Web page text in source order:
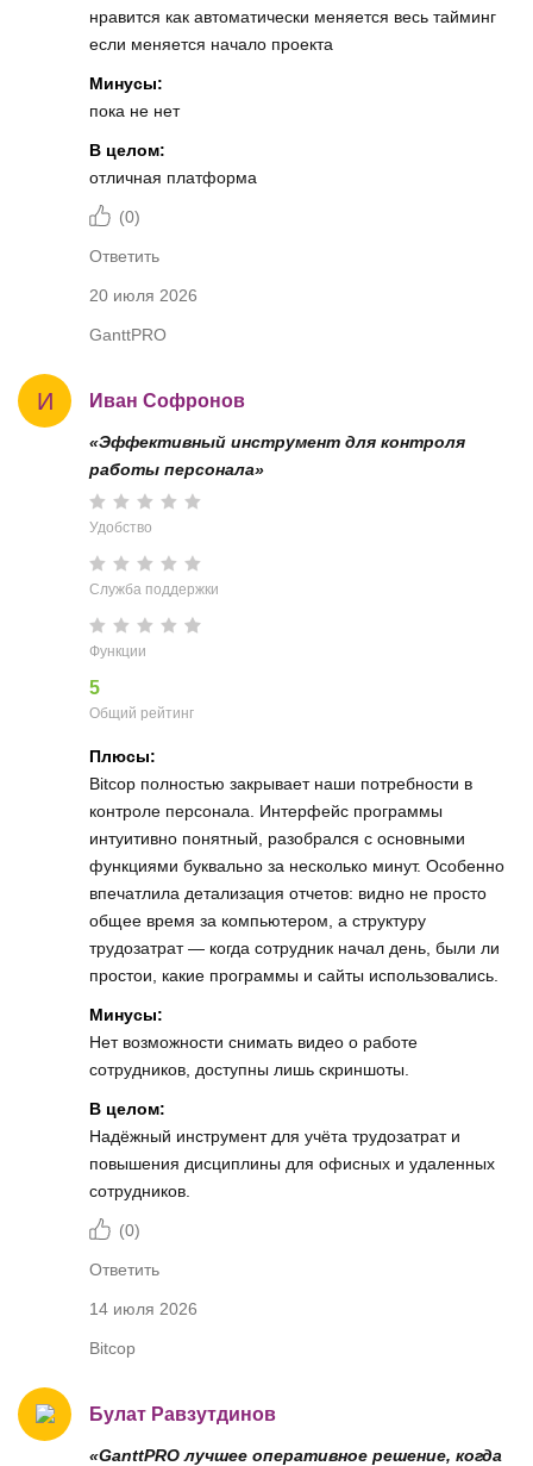
нравится как автоматически меняется весь тайминг
если меняется начало проекта
Минусы:
пока не нет
В целом:
отличная платформа
(0)
Ответить
20 июля 2026
GanttPRO
И Иван Софронов
«Эффективный инструмент для контроля
работы персонала»
Удобство
Служба поддержки
Функции
5
Общий рейтинг
Плюсы:
Bitcop полностью закрывает наши потребности в
контроле персонала. Интерфейс программы
интуитивно понятный, разобрался с основными
функциями буквально за несколько минут. Особенно
впечатлила детализация отчетов: видно не просто
общее время за компьютером, а структуру
трудозатрат — когда сотрудник начал день, были ли
простои, какие программы и сайты использовались.
Минусы:
Нет возможности снимать видео о работе
сотрудников, доступны лишь скриншоты.
В целом:
Надёжный инструмент для учёта трудозатрат и
повышения дисциплины для офисных и удаленных
сотрудников.
(0)
Ответить
14 июля 2026
Bitcop
Булат Равзутдинов
«GanttPRO лучшее оперативное решение, когда